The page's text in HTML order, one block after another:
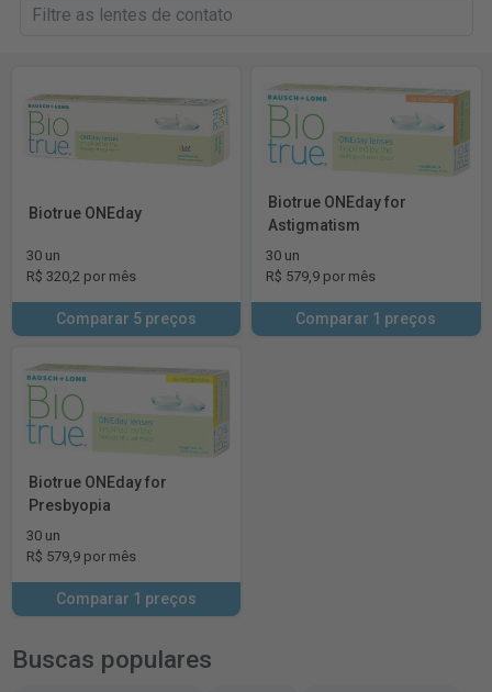
Biotrue ONEday
30 un
R$ 320,2 por mês
Comparar 5 preços
Biotrue ONEday for
Astigmatism
30 un
R$ 579,9 por mês
Comparar 1 preços
Biotrue ONEday for
Presbyopia
30 un
R$ 579,9 por mês
Comparar 1 preços
Buscas populares